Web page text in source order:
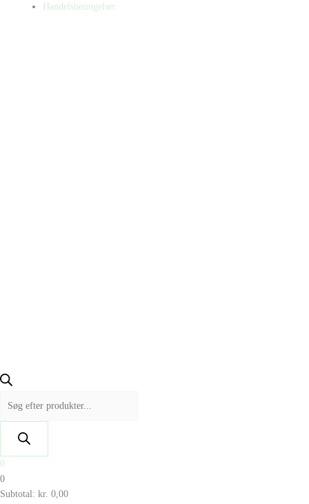
Handelsbetingelser
0
0
Subtotal: kr. 0,00